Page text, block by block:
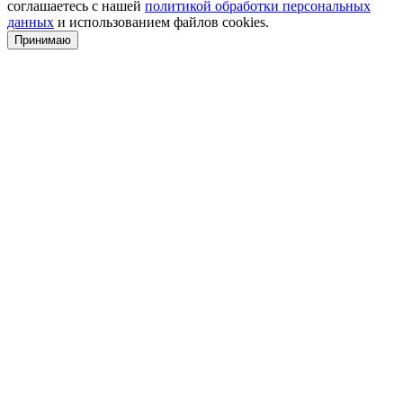
соглашаетесь с нашей политикой обработки персональных
данных и использованием файлов cookies.
Принимаю